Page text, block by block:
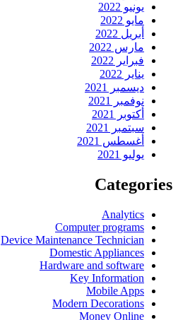
يونيو 2022
مايو 2022
أبريل 2022
مارس 2022
فبراير 2022
يناير 2022
ديسمبر 2021
نوفمبر 2021
أكتوبر 2021
سبتمبر 2021
أغسطس 2021
يوليو 2021
Categories
Analytics
Computer programs
Device Maintenance Technician
Domestic Appliances
Hardware and software
Key Information
Mobile Apps
Modern Decorations
Money Online